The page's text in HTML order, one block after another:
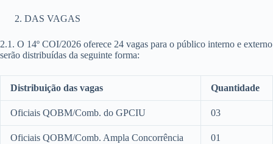
DAS VAGAS
2.1. O 14º COI/2026 oferece 24 vagas para o público interno e externo
serão distribuídas da seguinte forma:
Distribuição das vagas Quantidade
Oficiais QOBM/Comb. do GPCIU 03
Oficiais QOBM/Comb. Ampla Concorrência 01